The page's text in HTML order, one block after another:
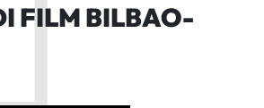
FILM BILBAO-